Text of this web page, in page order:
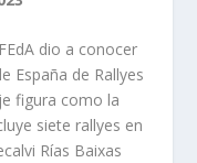
dio a conocer
España de Rallyes
figura como la
siete rallyes en
Rías Baixas